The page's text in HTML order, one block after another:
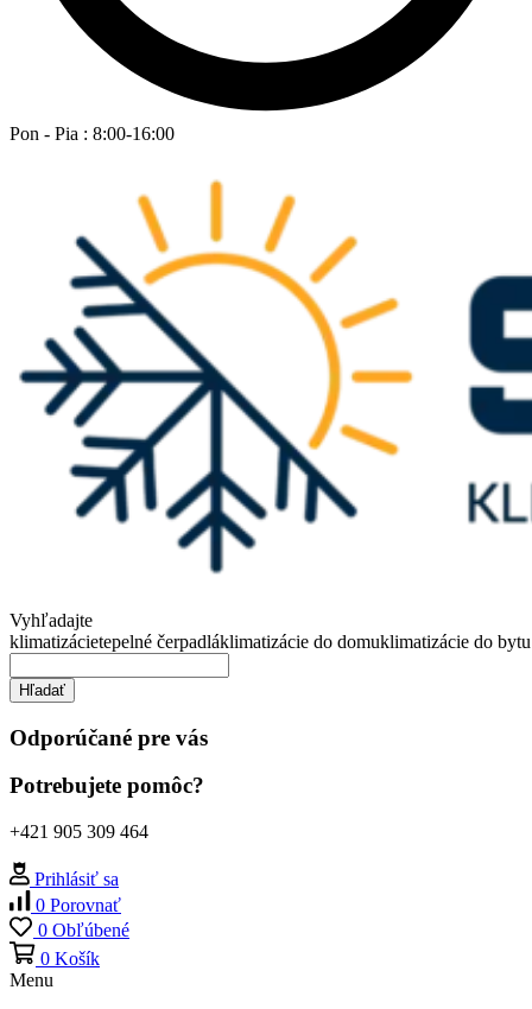
Pon - Pia : 8:00-16:00
Vyhľadajte
klimatizácietepelné čerpadláklimatizácie do domuklimatizácie do bytu
Hľadať
Odporúčané pre vás
Potrebujete pomôc?
+421 905 309 464
Prihlásiť sa
0 Porovnať
0 Obľúbené
0 Košík
Menu